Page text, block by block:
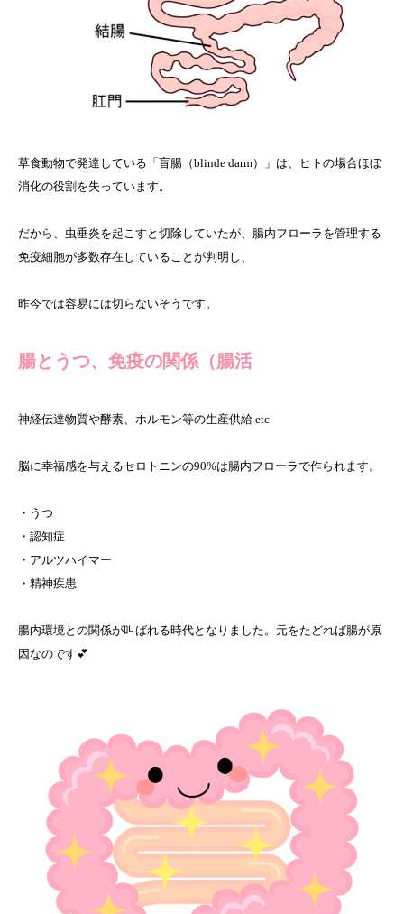
草食動物で発達している「盲腸（blinde darm）」は、ヒトの場合ほぼ
消化の役割を失っています。
だから、虫垂炎を起こすと切除していたが、腸内フローラを管理する
免疫細胞が多数存在していることが判明し、
昨今では容易には切らないそうです。
腸とうつ、免疫の関係（腸活
神経伝達物質や酵素、ホルモン等の生産供給 etc
脳に幸福感を与えるセロトニンの90%は腸内フローラで作られます。
・うつ
・認知症
・アルツハイマー
・精神疾患
腸内環境との関係が叫ばれる時代となりました。元をたどれば腸が原
因なのです💕